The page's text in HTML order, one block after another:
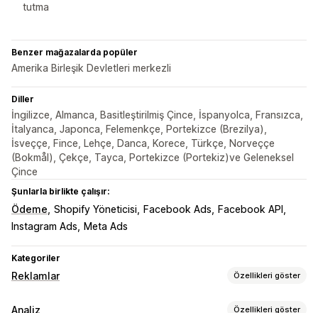
tutma
Benzer mağazalarda popüler
Amerika Birleşik Devletleri merkezli
Diller
İngilizce, Almanca, Basitleştirilmiş Çince, İspanyolca, Fransızca,
İtalyanca, Japonca, Felemenkçe, Portekizce (Brezilya),
İsveççe, Fince, Lehçe, Danca, Korece, Türkçe, Norveççe
(Bokmål), Çekçe, Tayca, Portekizce (Portekiz)ve Geleneksel
Çince
Şunlarla birlikte çalışır:
Ödeme Shopify Yöneticisi Facebook Ads
Facebook API
Instagram Ads
Meta Ads
Kategoriler
Reklamlar Özellikleri göster
Hedefleme
Analiz Özellikleri göster